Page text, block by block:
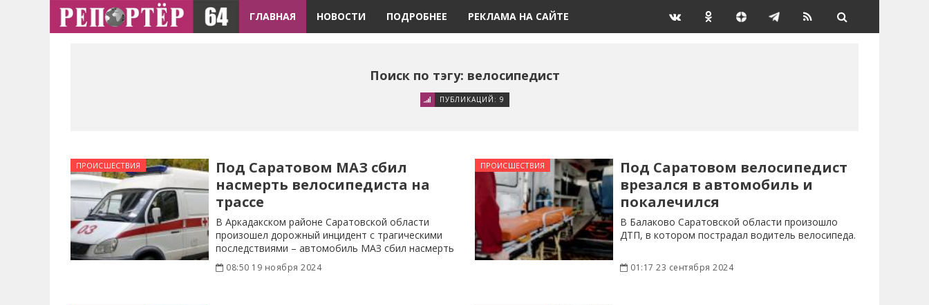
ГЛАВНАЯ НОВОСТИ ПОДРОБНЕЕ РЕКЛАМА НА САЙТЕ
Поиск по тэгу: велосипедист
ПУБЛИКАЦИЙ: 9
ПРОИСШЕСТВИЯ
Под Саратовом МАЗ сбил
насмерть велосипедиста на
трассе
В Аркадакском районе Саратовской области
произошел дорожный инцидент с трагическими
последствиями – автомобиль МАЗ сбил насмерть
08:50 19 ноября 2024
ПРОИСШЕСТВИЯ
Под Саратовом велосипедист
врезался в автомобиль и
покалечился
В Балаково Саратовской области произошло
ДТП, в котором пострадал водитель велосипеда.
01:17 23 сентября 2024